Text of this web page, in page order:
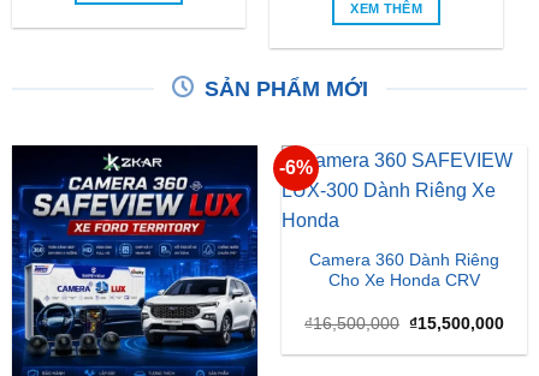
XEM THÊM
SẢN PHẨM MỚI
-6%
Camera 360 Dành Riêng
Cho Xe Honda CRV
₫16,500,000 Giá
là:
₫15,500,000Giá
tại